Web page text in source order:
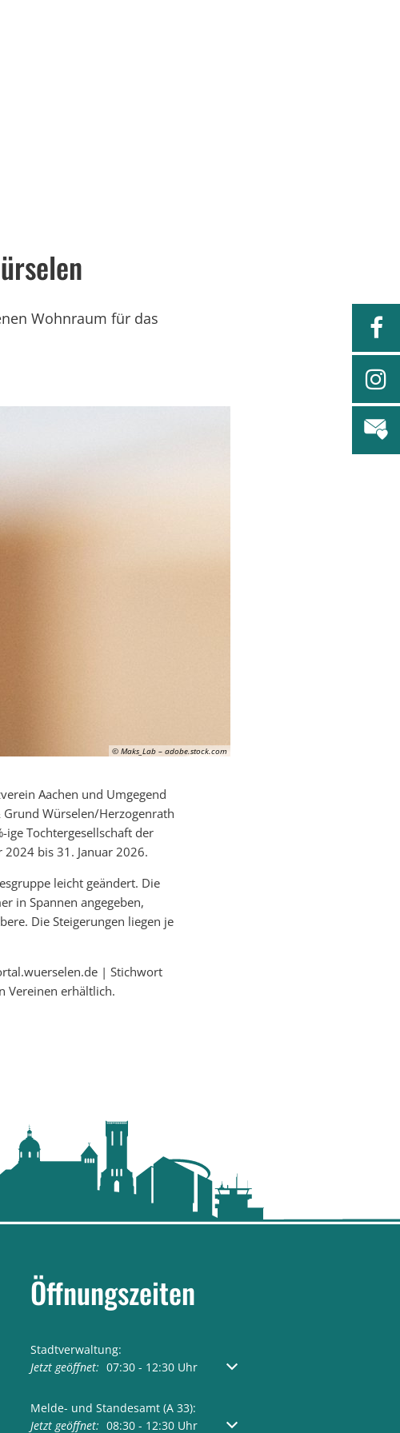
Wohnraum für das
© Maks_Lab – adobe.stock.com
Aachen und Umgegend
Würselen/Herzogenrath
Tochtergesellschaft der
bis 31. Januar 2026.
leicht geändert. Die
in Spannen angegeben,
Die Steigerungen liegen je
| Stichwort
Vereinen erhältlich.
Öffnungszeiten
Stadtverwaltung:
Klicken, um weitere Öffnungs- oder Schließzeiten auszublenden
Jetzt geöffnet: 07:30 - 12:30 Uhr Von 07:30 bis 12:30 Uhr
Melde- und Standesamt (A 33):
Klicken, um weitere Öffnungs- oder Schließzeiten auszublenden
Jetzt geöffnet: 08:30 - 12:30 Uhr Von 08:30 bis 12:30 Uhr